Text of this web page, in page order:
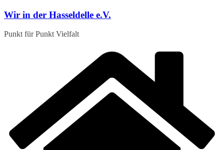
Zum
springen
Wir in der Hasseldelle e.V.
Punkt für Punkt Vielfalt